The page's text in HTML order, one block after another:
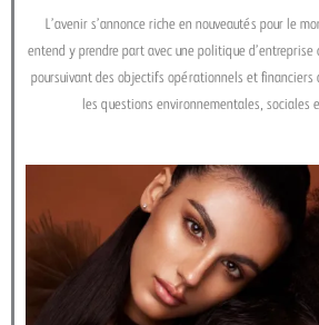
L’avenir s’annonce riche en nouveautés pour le
entend y prendre part avec une politique
poursuivant des objectifs opérationnels et financiers
les questions environnementales, sociales